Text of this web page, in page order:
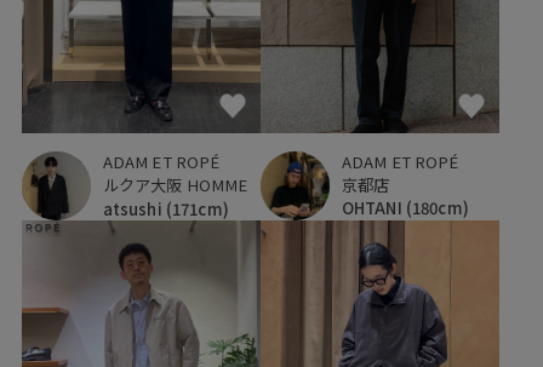
ADAM ET ROPÉ
ルクア大阪 HOMME
atsushi (171cm)
ADAM ET ROPÉ
京都店
OHTANI (180cm)